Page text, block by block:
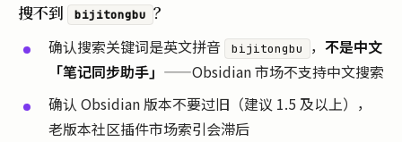
搜不到 bijitongbu ？
确认搜索关键词是英文拼音 bijitongbu ， 不是中文
「笔记同步助手」 ——Obsidian 市场不支持中文搜索
确认 Obsidian 版本不要过旧（建议 1.5 及以上），
老版本社区插件市场索引会滞后